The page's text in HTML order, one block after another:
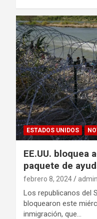
ESTADOS UNIDOS
EE.UU. bloquea
paquete de
febrero 8, 2024 admin
Los republicanos del
bloquearon este
inmigración, que…